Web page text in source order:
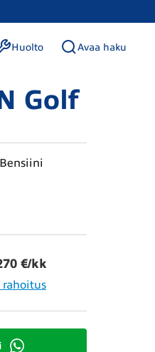
Huolto Avaa haku
Golf
Bensiini
€/kk
rahoitus